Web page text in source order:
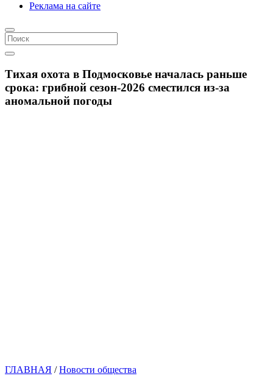
Реклама на сайте
Тихая охота в Подмосковье началась раньше
срока: грибной сезон-2026 сместился из-за
аномальной погоды
ГЛАВНАЯ /Новости общества